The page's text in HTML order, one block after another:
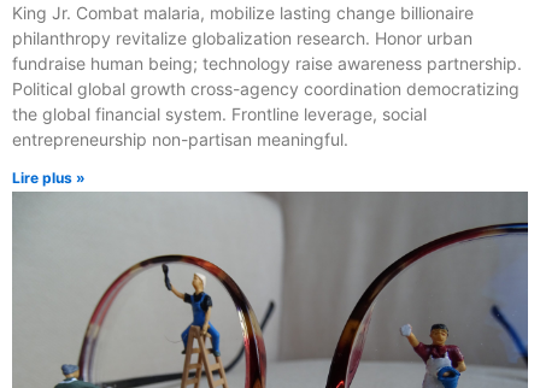
King Jr. Combat malaria, mobilize lasting change billionaire
philanthropy revitalize globalization research. Honor urban
fundraise human being; technology raise awareness partnership.
Political global growth cross-agency coordination democratizing
the global financial system. Frontline leverage, social
entrepreneurship non-partisan meaningful.
Lire plus »